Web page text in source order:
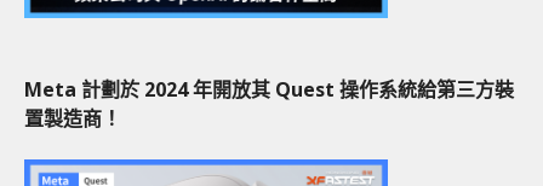
Meta 計劃於 2024 年開放其 Quest 操作系統給第三方裝
置製造商！